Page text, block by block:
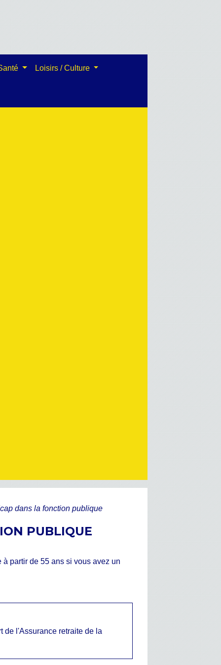
Loisirs / Culture
dans la fonction publique
PUBLIQUE
partir de 55 ans si vous avez un
de l'Assurance retraite de la